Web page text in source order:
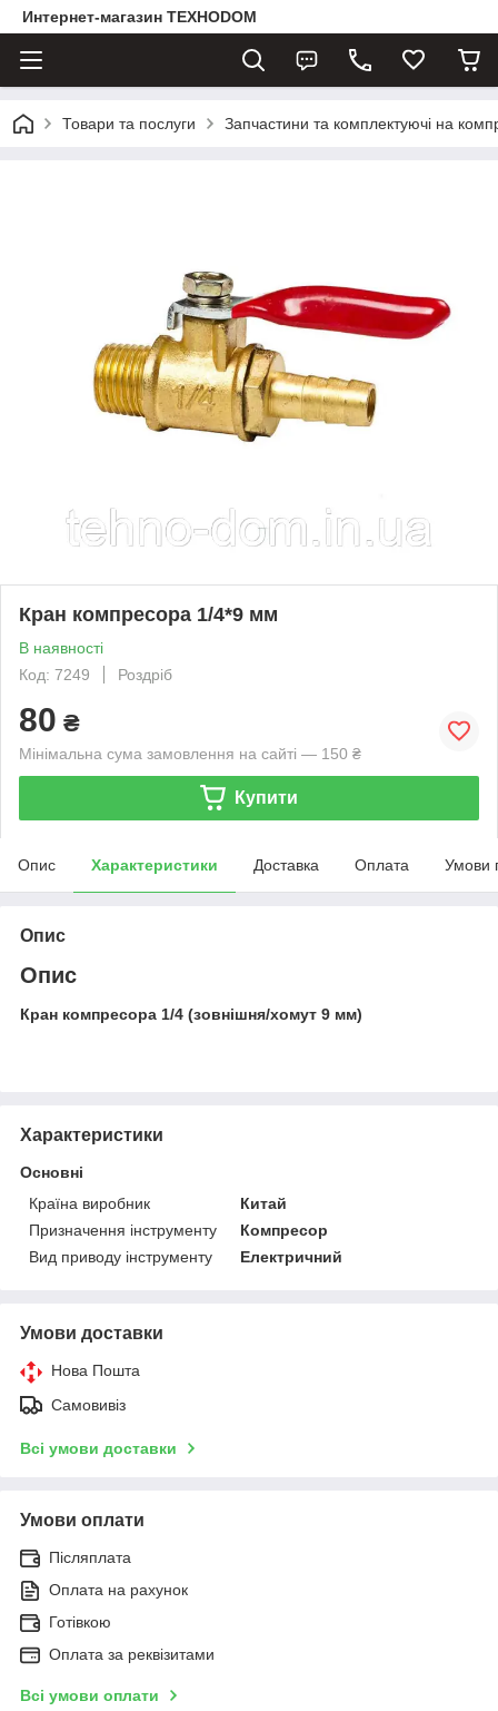
Интернет-магазин ТЕХНОDOM
Товари та послуги Запчастини та комплектуючі на
Кран компресора 1/4*9 мм
В наявності
Код: 7249
Роздріб
80 ₴
Мінімальна сума замовлення на сайті — 150 ₴
Купити
Опис Характеристики Доставка Оплата Умови
Опис
Опис
Кран компресора 1/4 (зовнішня/хомут 9 мм)
Характеристики
Основні
Країна виробник
Китай
Призначення інструменту
Компресор
Вид приводу інструменту
Електричний
Умови доставки
Нова Пошта
Самовивіз
Всі умови доставки
Умови оплати
Післяплата
Оплата на рахунок
Готівкою
Оплата за реквізитами
Всі умови оплати